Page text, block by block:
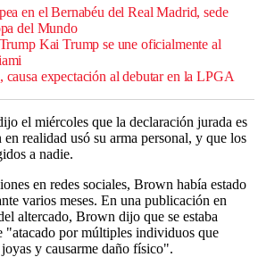
en el Bernabéu del Real Madrid, sede
del Mundo
Kai Trump se une oficialmente al
expectación al debutar en la LPGA
el miércoles que la declaración jurada es
realidad usó su arma personal, y que los
a nadie.
en redes sociales, Brown había estado
varios meses. En una publicación en
altercado, Brown dijo que se estaba
"atacado por múltiples individuos que
y causarme daño físico".